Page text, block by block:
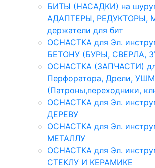
БИТЫ (НАСАДКИ) на
АДАПТЕРЫ, РЕДУКТОРЫ,
держатели для бит
ОСНАСТКА для Эл.
БЕТОНУ (БУРЫ, СВЕРЛА,
ОСНАСТКА (ЗАПЧАСТИ)
Перфоратора, Дрели, УШМ
(Патроны,переходники,
ОСНАСТКА для Эл.
ДЕРЕВУ
ОСНАСТКА для Эл.
МЕТАЛЛУ
ОСНАСТКА для Эл.
СТЕКЛУ И КЕРАМИКЕ